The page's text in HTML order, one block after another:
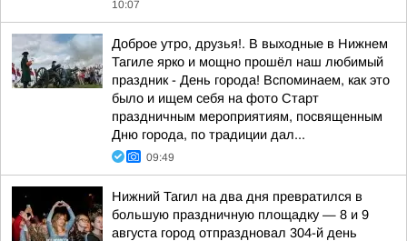
10:07
Доброе утро, друзья!. В выходные в Нижнем
Тагиле ярко и мощно прошёл наш любимый
праздник - День города! Вспоминаем, как это
было и ищем себя на фото Cтарт
праздничным мероприятиям, посвященным
Дню города, по традиции дал...
09:49
Нижний Тагил на два дня превратился в
большую праздничную площадку — 8 и 9
августа город отпраздновал 304-й день